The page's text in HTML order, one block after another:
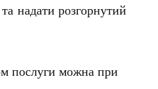
надати розгорнутий
послуги можна при